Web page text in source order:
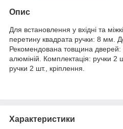
Опис
Для встановлення у вхідні та
перетину квадрата ручки: 8 мм.
Рекомендована товщина
алюміній. Комплектація: ручки 2
ручки 2 шт., кріплення.
Характеристики